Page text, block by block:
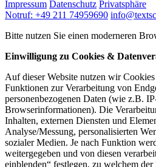
Impressum Datenschutz Privatsphäre
Notruf: +49 211 74959690
Bitte nutzen Sie einen moderneren
Einwilligung zu Cookies &
Auf dieser Website nutzen wir
Funktionen zur Verarbeitung von
personenbezogenen Daten (wie z.B.
Browserinformationen). Die
Inhalten, externen Diensten und
Analyse/Messung, personalisierten
sozialer Medien. Je nach Funktion
weitergegeben und von diesen
einblenden“ festlegen, zu welchem